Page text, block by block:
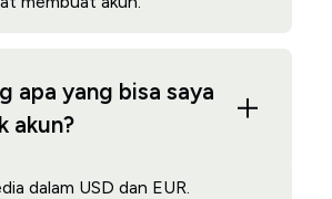
apa yang bisa saya
akun?
dalam USD dan EUR.